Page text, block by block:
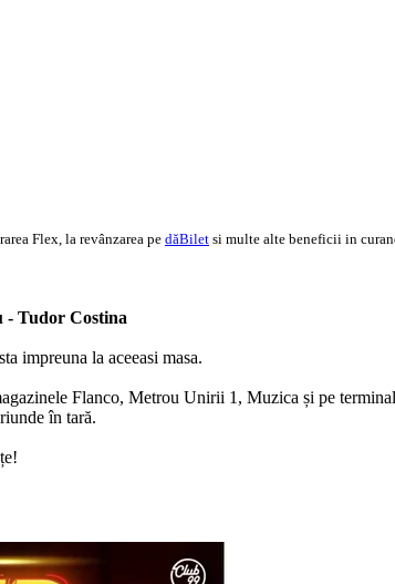
Flex, la revânzarea pe dăBilet si multe alte beneficii in
- Tudor Costina
impreuna la aceeasi masa.
Flanco, Metrou Unirii 1, Muzica și pe
în tară.